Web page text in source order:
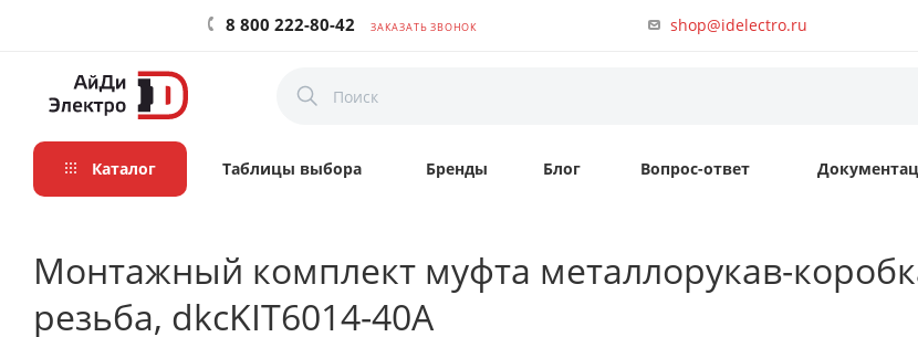
8 800 222-80-42 ЗАКАЗАТЬ ЗВОНОК shop@idelectro.ru
Каталог Таблицы выбора Бренды Блог Вопрос-ответ
Монтажный комплект муфта металлорукав-
резьба, dkcKIT6014-40A